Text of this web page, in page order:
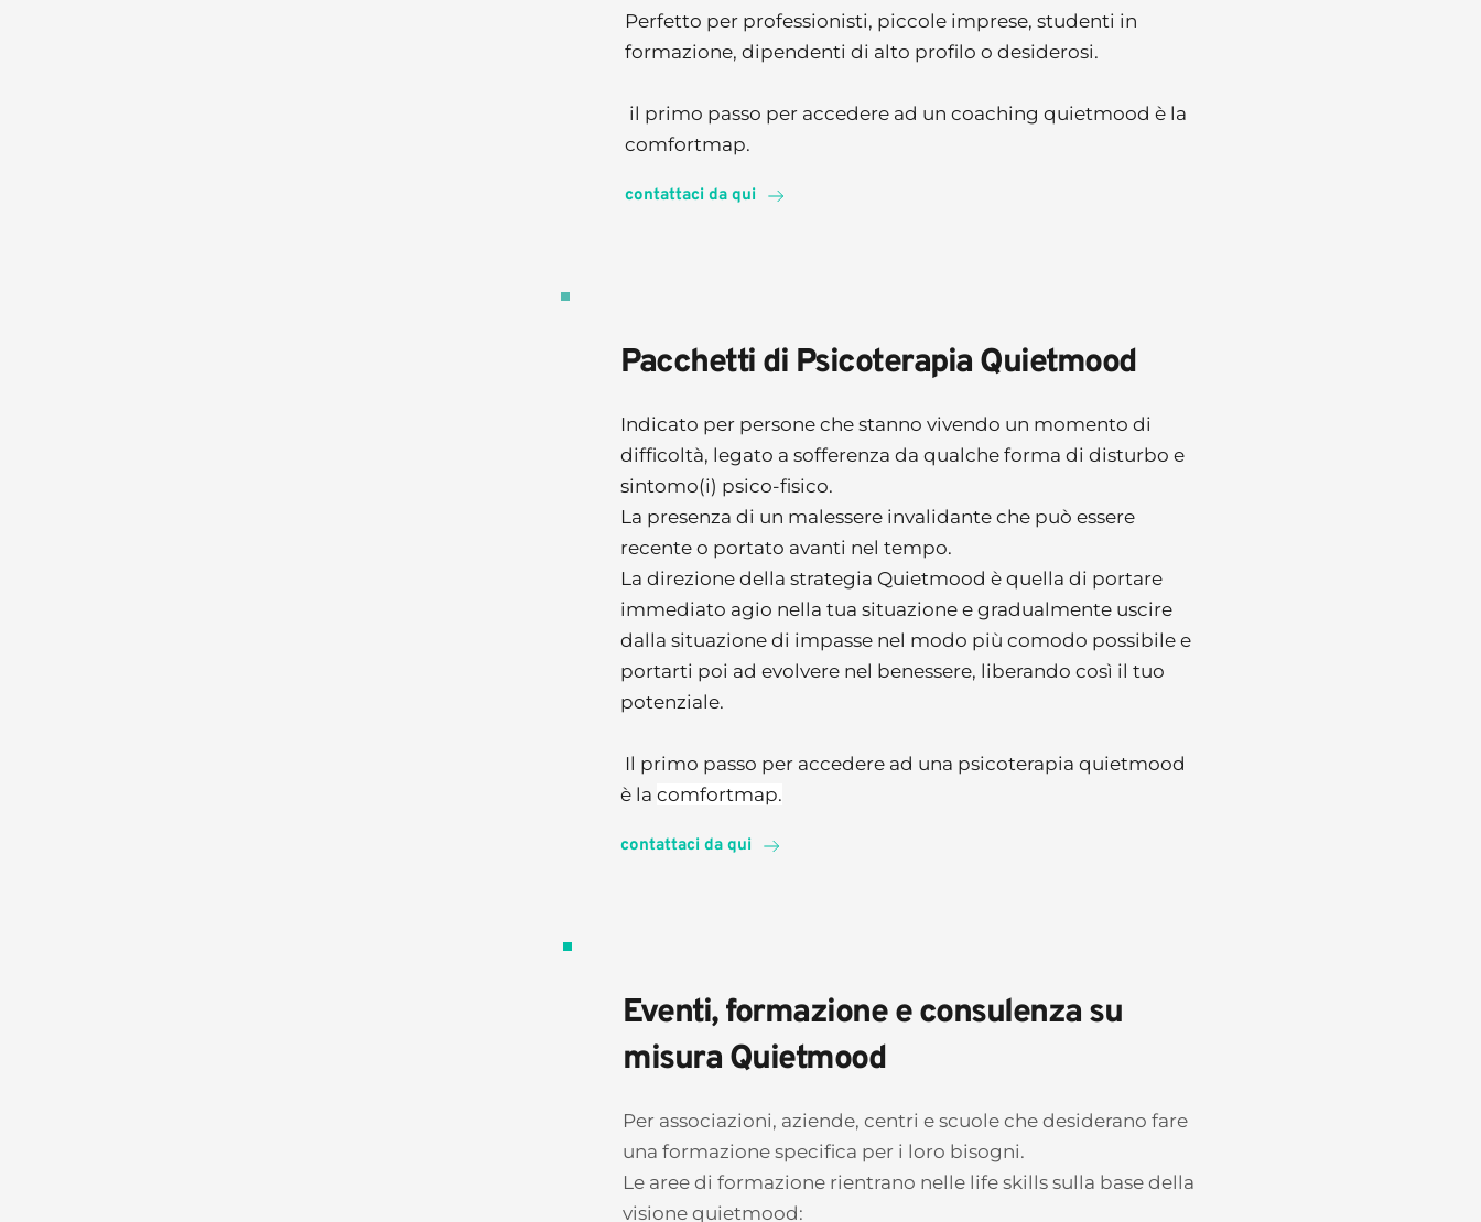
Perfetto per professionisti, piccole imprese, studenti in
formazione, dipendenti di alto profilo o desiderosi.
comfortmap.
contattaci da qui
Pacchetti di Psicoterapia Quietmood
Indicato per persone che stanno vivendo un momento di
difficoltà, legato a sofferenza da qualche forma di disturbo e
sintomo(i) psico-fisico.
La presenza di un malessere invalidante che può essere
recente o portato avanti nel tempo.
La direzione della strategia Quietmood è quella di portare
immediato agio nella tua situazione e gradualmente uscire
dalla situazione di impasse nel modo più comodo possibile e
portarti poi ad evolvere nel benessere, liberando così il tuo
potenziale.
è la comfortmap.
contattaci da qui
Eventi, formazione e consulenza su
misura Quietmood
Per associazioni, aziende, centri e scuole che desiderano fare
una formazione specifica per i loro bisogni.
Le aree di formazione rientrano nelle life skills sulla base della
visione quietmood: